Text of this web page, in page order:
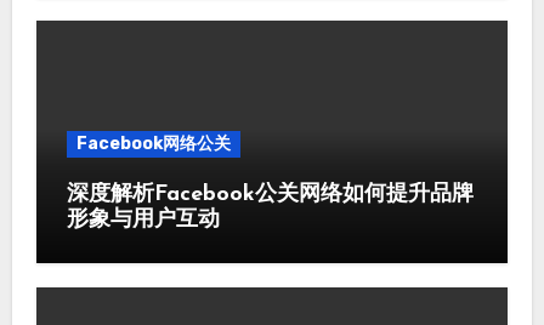
Facebook网络公关
深度解析Facebook公关网络如何提升品牌
形象与用户互动